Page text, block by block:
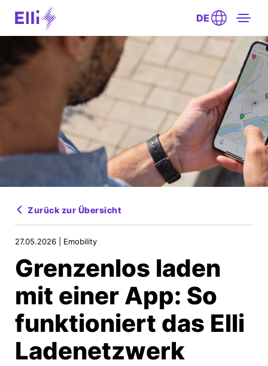
DE
Zurück zur Übersicht
27.05.2026 | Emobility
Grenzenlos laden
mit einer App: So
funktioniert das Elli
Ladenetzwerk